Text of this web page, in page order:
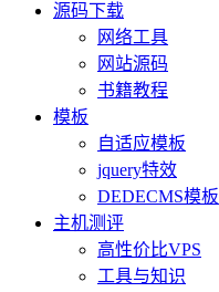
源码下载
网络工具
网站源码
书籍教程
模板
自适应模板
jquery特效
DEDECMS模板
主机测评
高性价比VPS
工具与知识